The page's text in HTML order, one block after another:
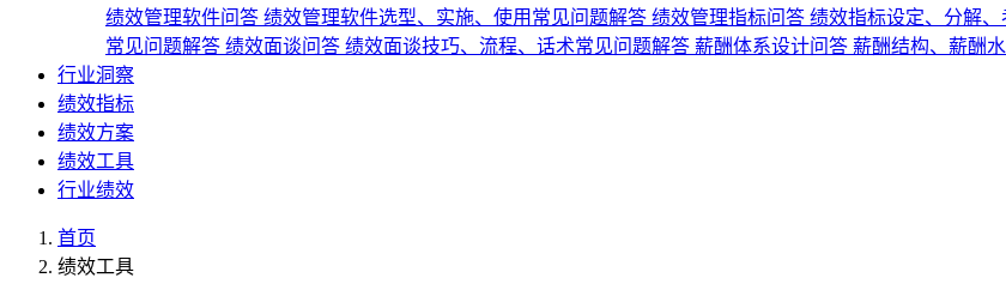
绩效管理软件问答 绩效管理软件选型、实施、使用常见问题解答 绩效管理指标问答 绩效指标设定、分解
常见问题解答 绩效面谈问答 绩效面谈技巧、流程、话术常见问题解答 薪酬体系设计问答 薪酬结构、薪酬
行业洞察
绩效指标
绩效方案
绩效工具
行业绩效
首页
绩效工具